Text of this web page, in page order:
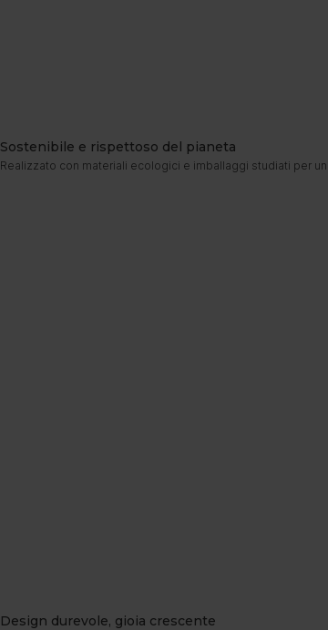
Sostenibile e rispettoso del pianeta
Realizzato con materiali ecologici e imballaggi studiati per
Design durevole, gioia crescente